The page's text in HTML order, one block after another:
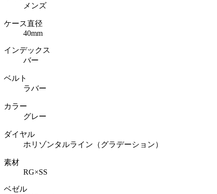
メンズ
ケース直径
40mm
インデックス
バー
ベルト
ラバー
カラー
グレー
ダイヤル
ホリゾンタルライン（グラデーション）
素材
RG×SS
ベゼル